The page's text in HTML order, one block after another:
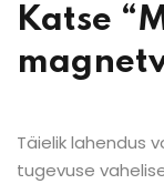
Katse
Täielik lahendus
tugevuse